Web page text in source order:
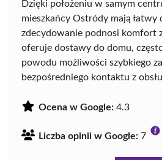
Dzięki położeniu w samym
mieszkańcy Ostródy mają łatwy
zdecydowanie podnosi komfort
oferuje dostawy do domu,
powodu możliwości szybkiego
bezpośredniego kontaktu z
Ocena w Google: 4.3
Liczba opinii w Google: 7